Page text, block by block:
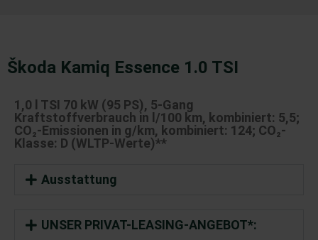
Škoda Kamiq Essence 1.0 TSI
1,0 l TSI 70 kW (95 PS), 5-Gang
Kraftstoffverbrauch in l/100 km, kombiniert: 5,5;
CO₂-Emissionen in g/km, kombiniert: 124; CO₂-
Klasse: D (WLTP-Werte)**
Ausstattung
UNSER PRIVAT-LEASING-ANGEBOT*: